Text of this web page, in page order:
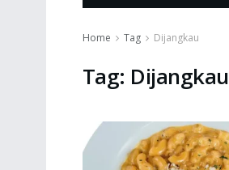
Home Tag Dijangkau
Tag: Dijangkau